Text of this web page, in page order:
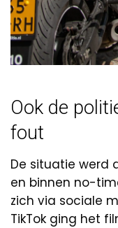
Ook de
fout
De situatie werd
en binnen no-
zich via sociale
TikTok ging het